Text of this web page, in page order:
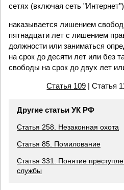
сетях (включая сеть
наказывается лишением
пятнадцати лет с лишением
должности или заниматься
на срок до десяти лет или без
свободы на срок до двух лет
Статья 109 | Статья
Другие статьи УК РФ
Статья 258. Незаконная охота
Статья 85. Помилование
Статья 331. Понятие
службы